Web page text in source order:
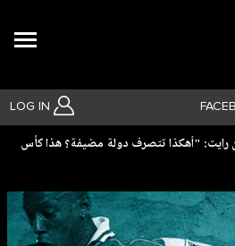
LOG IN
بحث متقدم
رايت: "أهكذا تتصرف دولة مضيفة؟ هذا كأس